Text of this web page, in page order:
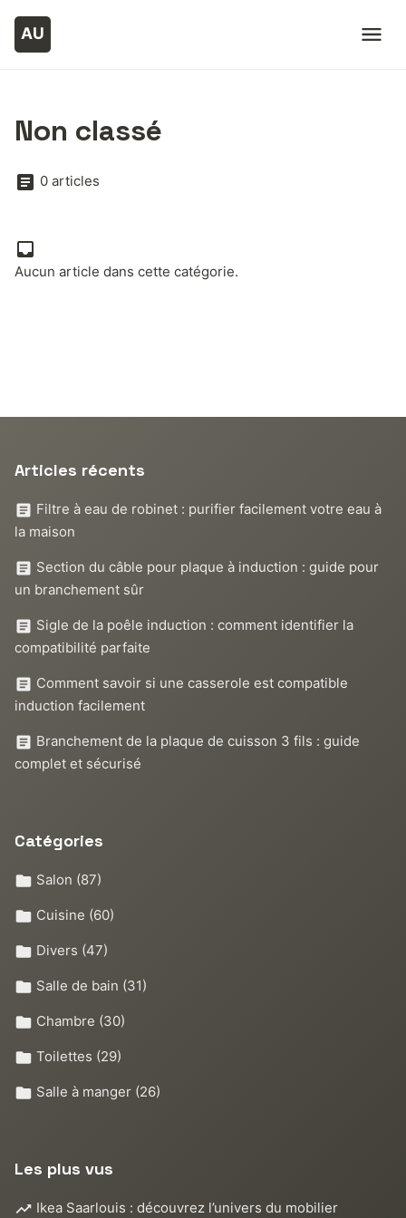
Non classé
0 articles
Aucun article dans cette catégorie.
Articles récents
Filtre à eau de robinet : purifier facilement votre eau à
la maison
Section du câble pour plaque à induction : guide pour
un branchement sûr
Sigle de la poêle induction : comment identifier la
compatibilité parfaite
Comment savoir si une casserole est compatible
induction facilement
Branchement de la plaque de cuisson 3 fils : guide
complet et sécurisé
Catégories
Salon (87)
Cuisine (60)
Divers (47)
Salle de bain (31)
Chambre (30)
Toilettes (29)
Salle à manger (26)
Les plus vus
Ikea Saarlouis : découvrez l’univers du mobilier